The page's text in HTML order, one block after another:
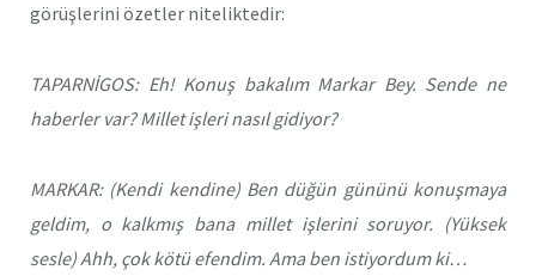
görüşlerini özetler niteliktedir:
TAPARNİGOS: Eh! Konuş bakalım Markar Bey. Sende ne
haberler var? Millet işleri nasıl gidiyor?
MARKAR: (Kendi kendine) Ben düğün gününü konuşmaya
geldim, o kalkmış bana millet işlerini soruyor. (Yüksek
sesle) Ahh, çok kötü efendim. Ama ben istiyordum ki…